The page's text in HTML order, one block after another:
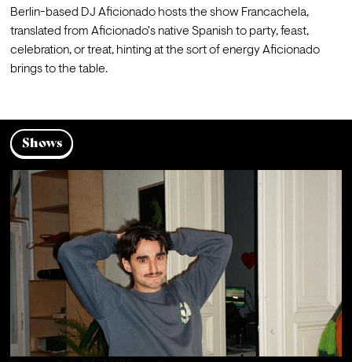
Berlin-based DJ Aficionado hosts the show Francachela,
translated from Aficionado's native Spanish to party, feast,
celebration, or treat, hinting at the sort of energy Aficionado
brings to the table.
Shows